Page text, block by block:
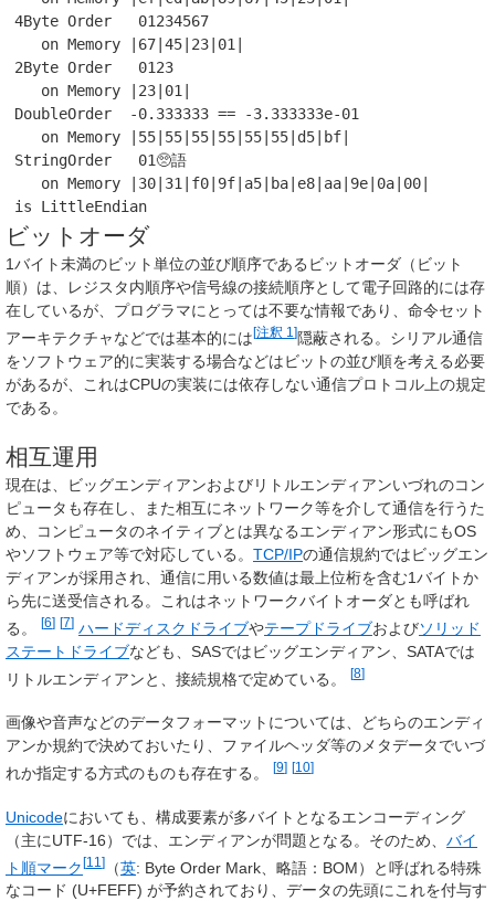
4Byte Order
01234567
on Memory 67 45 23 01
2Byte Order
0123
on Memory 23 01
DoubleOrder
-0.333333 ==
-3.333333e-01
on Memory 55 55 55 55 55 55 d5 bf
StringOrder
01🥺語
on Memory 30 31 f0 9f a5 ba e8 aa 9e 0a 00
is
LittleEndian
ビットオーダ
1バイト未満のビット単位の並び順序であるビットオーダ（ビット
順）は、レジスタ内順序や信号線の接続順序として電子回路的には存
在しているが、プログラマにとっては不要な情報であり、命令セット
アーキテクチャなどでは基本的には[注釈 1 ]隠蔽される。シリアル通信
をソフトウェア的に実装する場合などはビットの並び順を考える必要
があるが、これはCPUの実装には依存しない通信プロトコル上の規定
である。
相互運用
現在は、ビッグエンディアンおよびリトルエンディアンいづれのコン
ピュータも存在し、また相互にネットワーク等を介して通信を行うた
め、コンピュータのネイティブとは異なるエンディアン形式にもOS
やソフトウェア等で対応している。 TCP/IPの通信規約ではビッグエン
ディアンが採用され、通信に用いる数値は最上位桁を含む1バイトか
ら先に送受信される。これはネットワークバイトオーダとも呼ばれ
る。
[6] [7] ハードディスクドライブやテープドライブおよびソリッド
ステートドライブなども、SASではビッグエンディアン、SATAでは
リトルエンディアンと、接続規格で定めている。
[8]
画像や音声などのデータフォーマットについては、どちらのエンディ
アンか規約で決めておいたり、ファイルヘッダ等のメタデータでいづ
れか指定する方式のものも存在する。
[9] [10]
Unicodeにおいても、構成要素が多バイトとなるエンコーディング
（主にUTF-16）では、エンディアンが問題となる。そのため、 バイ
ト順マーク[11 ] （英: Byte Order Mark 、略語：BOM）と呼ばれる特殊
なコード (U+FEFF) が予約されており、データの先頭にこれを付与す